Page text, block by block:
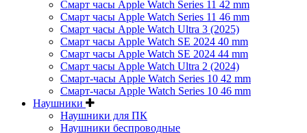
Смарт часы Apple Watch Series 11 42 mm
Смарт часы Apple Watch Series 11 46 mm
Смарт часы Apple Watch Ultra 3 (2025)
Смарт часы Apple Watch SE 2024 40 mm
Смарт часы Apple Watch SE 2024 44 mm
Смарт часы Apple Watch Ultra 2 (2024)
Смарт-часы Apple Watch Series 10 42 mm
Смарт-часы Apple Watch Series 10 46 mm
Наушники
Наушники для ПК
Наушники беспроводные